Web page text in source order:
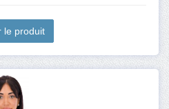
le produit